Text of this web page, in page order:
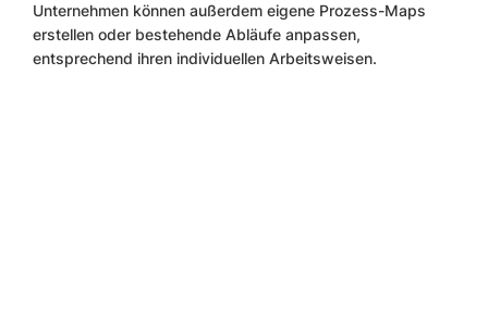
Unternehmen können außerdem eigene Prozess-Maps
erstellen oder bestehende Abläufe anpassen,
entsprechend ihren individuellen Arbeitsweisen.